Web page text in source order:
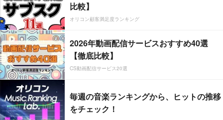
比較】
オリコン顧客満足度ランキング
2026年動画配信サービスおすすめ40選
【徹底比較】
CS動画配信サービス20選
毎週の音楽ランキングから、ヒットの推移
をチェック！